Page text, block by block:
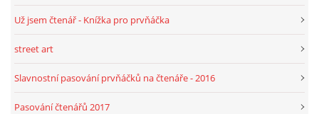
HRY, KVÍZY, VZDĚLÁVÁNÍ ON-LINE
Už jsem čtenář - Knížka pro prvňáčka
street art
Slavnostní pasování prvňáčků na čtenáře - 2016
Pasování čtenářů 2017